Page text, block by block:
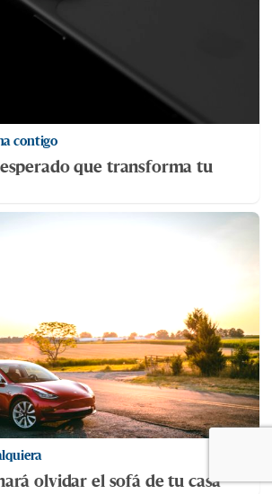
contigo
que transforma tu
olvidar el sofá de tu casa